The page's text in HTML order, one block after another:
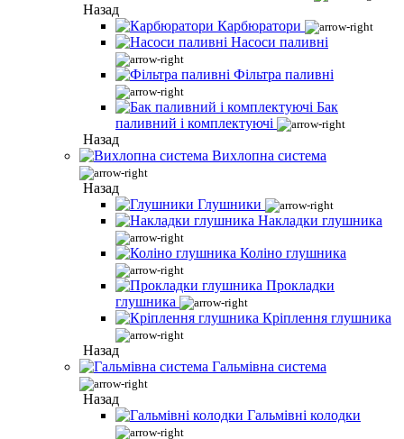
Назад
Карбюратори
Насоси паливні
Фільтра паливні
Бак
паливний і комплектуючі
Назад
Вихлопна система
Назад
Глушники
Накладки глушника
Коліно глушника
Прокладки
глушника
Кріплення глушника
Назад
Гальмівна система
Назад
Гальмівні колодки